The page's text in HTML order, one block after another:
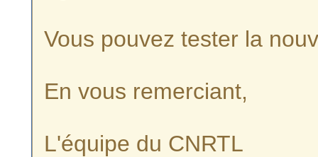
Vous pouvez tester la
En vous remerciant,
L'équipe du CNRTL